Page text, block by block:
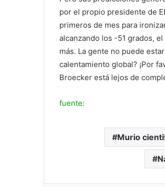
por el propio presidente de
primeros de mes para
alcanzando los -51 grados,
más. La gente no puede
calentamiento global? ¡Por
Broecker está lejos de
fuente:
Murio